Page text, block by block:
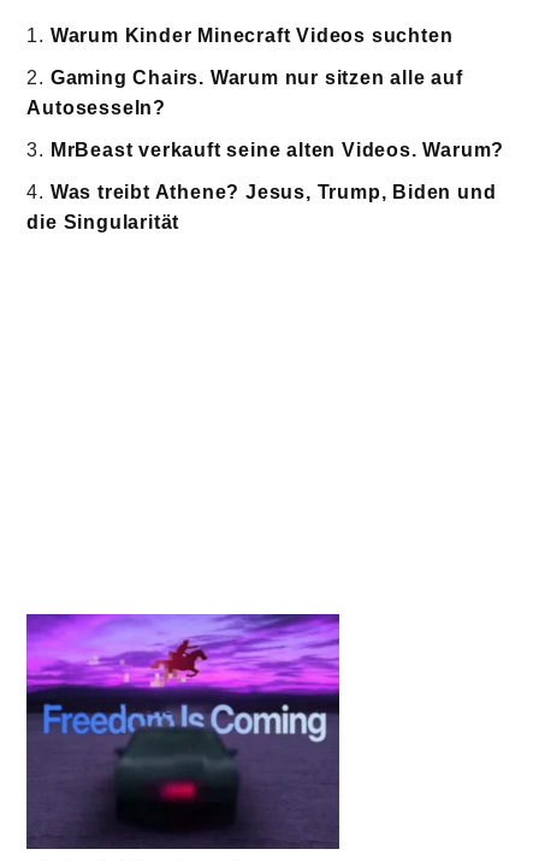
Warum Kinder Minecraft Videos suchten
Gaming Chairs. Warum nur sitzen alle auf
Autosesseln?
MrBeast verkauft seine alten Videos. Warum?
Was treibt Athene? Jesus, Trump, Biden und
die Singularität